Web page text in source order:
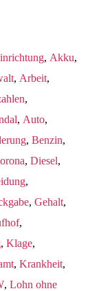
, Akku,
, Arbeit,
,
, Auto,
, Benzin,
, Diesel,
,
, Gehalt,
,
, Klage,
, Krankheit,
, Lohn ohne